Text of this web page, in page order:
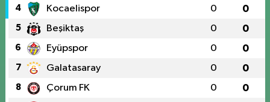
4 Kocaelispor 0 0
5 Beşiktaş 0 0
6 Eyüpspor 0 0
7 Galatasaray 0 0
8 Çorum FK 0 0